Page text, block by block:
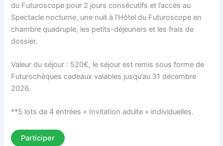
du Futuroscope pour 2 jours consécutifs et l’accès au
Spectacle nocturne, une nuit à l’Hôtel du Futuroscope en
chambre quadruple, les petits-déjeuners et les frais de
dossier.
Valeur du séjour : 520€, le séjour est remis sous forme de
Futurochèques cadeaux valables jusqu’au 31 décembre
2026.
**5 lots de 4 entrées « Invitation adulte » individuelles.
Participer